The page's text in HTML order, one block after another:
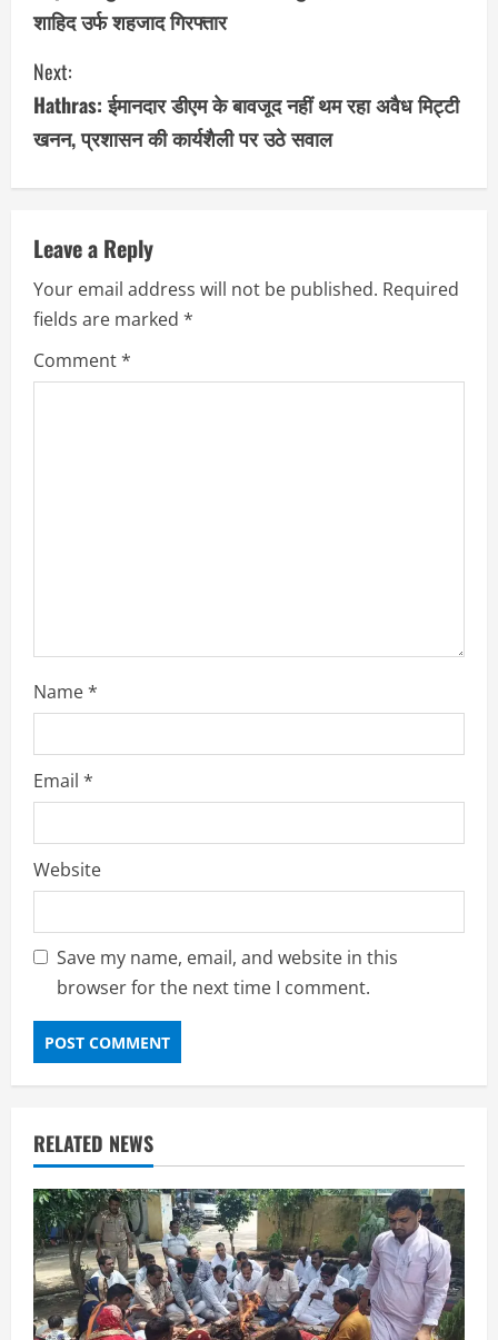
n
t
i
n
e
R
e
शाहिद उर्फ शहजाद गिरफ्तार
Next:
Hathras: ईमानदार डीएम के बावजूद नहीं थम रहा अवैध मिट्टी
खनन, प्रशासन की कार्यशैली पर उठे सवाल
Leave a Reply
Your email address will not be published. Required
fields are marked *
Comment*
Name*
Email *
Website
Save my name, email, and website in this
browser for the next time I comment.
RELATED NEWS